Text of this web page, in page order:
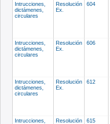
Intrucciones,
dictámenes,
circulares
Resolución
Ex.
604
Intrucciones,
dictámenes,
circulares
Resolución
Ex.
606
Intrucciones,
dictámenes,
circulares
Resolución
Ex.
612
Intrucciones,
Resolución
615